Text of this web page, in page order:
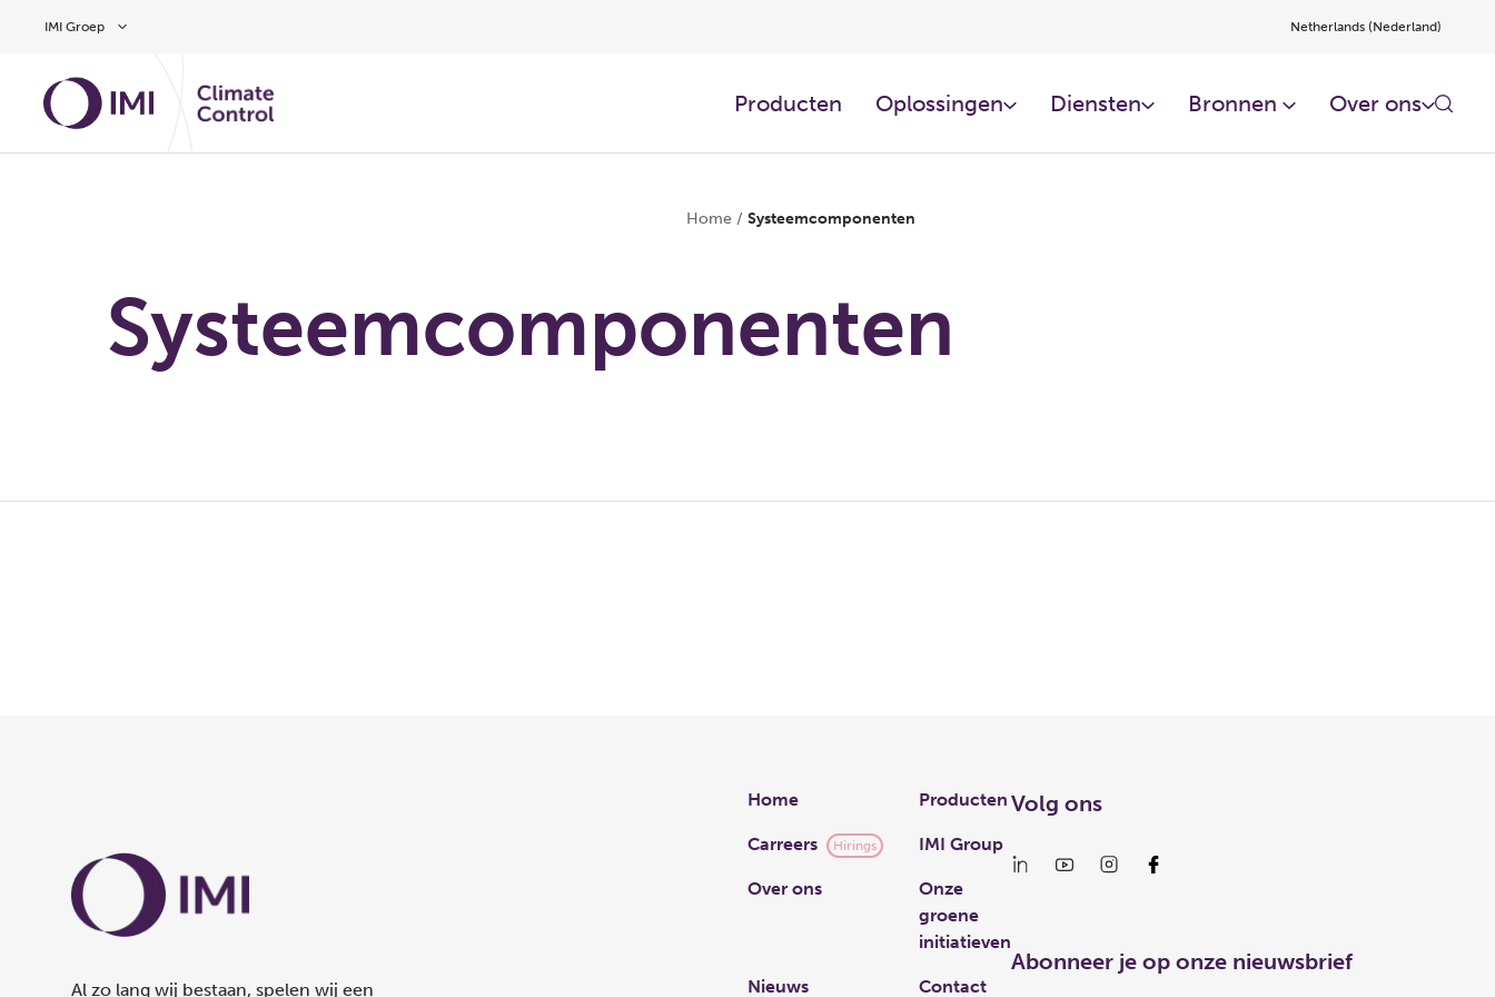
IMI Groep Netherlands (Nederland)
Producten Oplossingen​ Diensten​ Bronnen ​ Over ons​
Home / Systeemcomponenten
Systeemcomponenten
Al zo lang wij bestaan, spelen wij een
Links
Home Producten
Carreers Hirings IMI Group
Over ons
Onze
groene
initiatieven
Nieuws Contact
Volg ons
Abonneer je op onze nieuwsbrief